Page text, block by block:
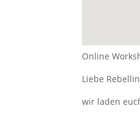
Online
Liebe
wir laden